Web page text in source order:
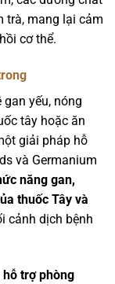
trà, mang lại cảm
cơ thể.
yếu, nóng
tây hoặc ăn
giải pháp hỗ
và Germanium
năng gan,
thuốc Tây và
cảnh dịch bệnh
trợ phòng